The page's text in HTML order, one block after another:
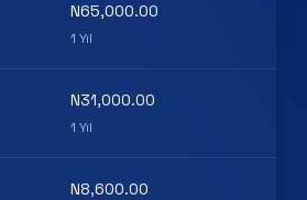
N65,000.00
1 Yıl
N31,000.00
1 Yıl
N8,600.00